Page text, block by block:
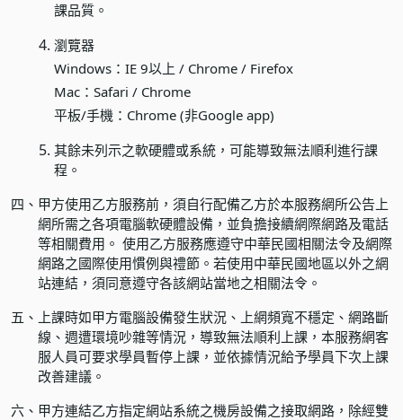
課品質。
瀏覽器
Windows：IE 9以上 / Chrome / Firefox
Mac：Safari / Chrome
平板/手機：Chrome (非Google app)
其餘未列示之軟硬體或系統，可能導致無法順利進行課
程。
四、 甲方使用乙方服務前，須自行配備乙方於本服務網所公告上
網所需之各項電腦軟硬體設備，並負擔接續網際網路及電話
等相關費用。 使用乙方服務應遵守中華民國相關法令及網際
網路之國際使用慣例與禮節。若使用中華民國地區以外之網
站連結，須同意遵守各該網站當地之相關法令。
五、 上課時如甲方電腦設備發生狀況、上網頻寬不穩定、網路斷
線、週遭環境吵雜等情況，導致無法順利上課，本服務網客
服人員可要求學員暫停上課，並依據情況給予學員下次上課
改善建議。
六、 甲方連結乙方指定網站系統之機房設備之接取網路，除經雙